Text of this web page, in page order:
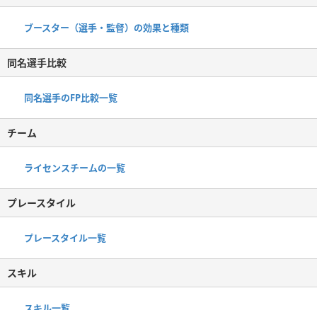
ブースター（選手・監督）の効果と種類
同名選手比較
同名選手のFP比較一覧
チーム
ライセンスチームの一覧
プレースタイル
プレースタイル一覧
スキル